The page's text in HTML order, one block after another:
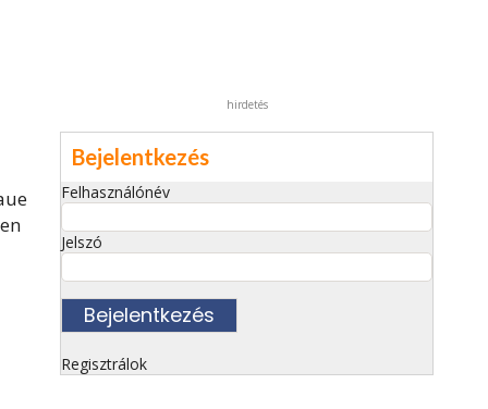
hirdetés
Bejelentkezés
Felhasználónév
Jelszó
Regisztrálok